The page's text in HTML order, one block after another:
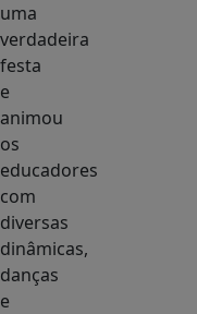
uma
verdadeira
festa
e
animou
os
educadores
com
diversas
dinâmicas,
danças
e